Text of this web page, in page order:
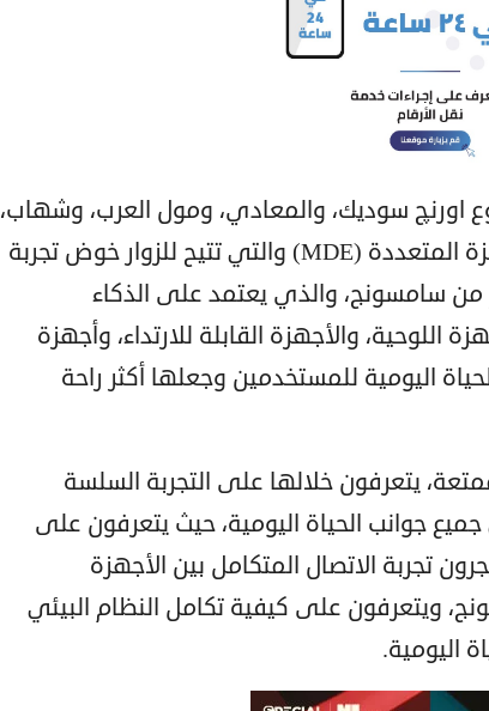
اورنچ سوديك، والمعادي، ومول العرب، وشهاب،
فرصة استكشاف تجربة سامسونج للأجهزة المتعددة (MDE) والتي تتيح للزوار خوض تجربة
من سامسونج، والذي يعتمد على الذكاء
اللوحية، والأجهزة القابلة للارتداء، وأجهزة
اليومية للمستخدمين وجعلها أكثر راحة
يتعرفون خلالها على التجربة السلسة
جوانب الحياة اليومية، حيث يتعرفون على
تجربة الاتصال المتكامل بين الأجهزة
ويتعرفون على كيفية تكامل النظام البيئي
اليومية.